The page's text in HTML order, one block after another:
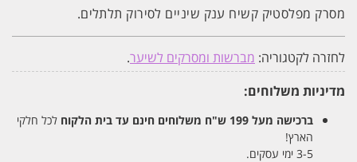
מסרק מפלסטיק קשיח ענק שיניים לסירוק תלתלים.
לחזרה לקטגוריה: מברשות ומסרקים לשיער.
מדיניות משלוחים:
ברכישה מעל 199 ש"ח משלוחים חינם עד בית הלקוח לכל חלקי
הארץ!
3-5 ימי עסקים.